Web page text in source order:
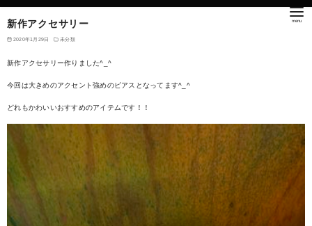
新作アクセサリー
2020年1月29日 未分類
新作アクセサリー作りました^_^
今回は大きめのアクセント強めのピアスとなってます^_^
どれもかわいいおすすめのアイテムです！！